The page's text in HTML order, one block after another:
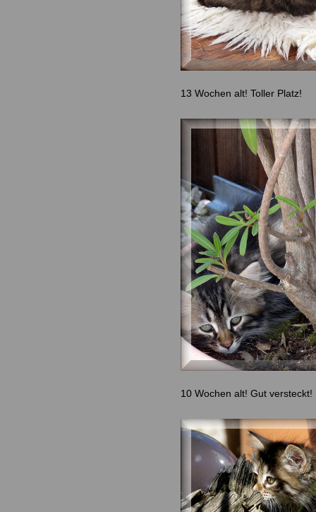
13 Wochen alt! Toller Platz!
10 Wochen alt! Gut versteckt!